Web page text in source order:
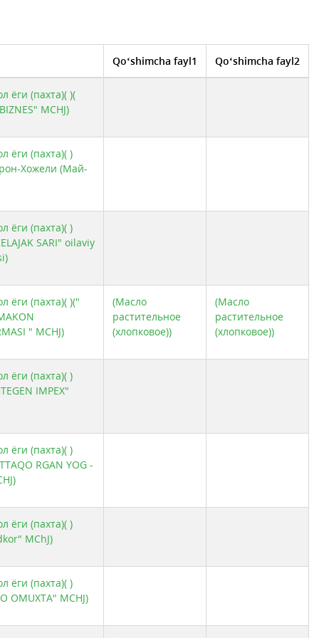
Qo‘shimcha fayl1 Qo‘shimcha fayl2
ёги (пахта)( )(
MCHJ)
ёги (пахта)( )
Хожели (Май-
ёги (пахта)( )
SARI" oilaviy
ёги (пахта)( )("
" MCHJ)
(Масло
растительное
(хлопковое))
(Масло
растительное
(хлопковое))
ёги (пахта)( )
IMPEX"
ёги (пахта)( )
RGAN YOG -
ёги (пахта)( )
MChJ)
ёги (пахта)( )
OMUXTA" MCHJ)